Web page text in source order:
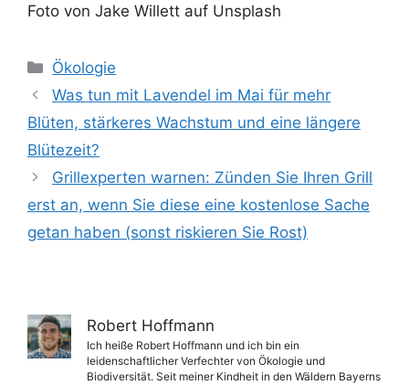
Foto von Jake Willett auf Unsplash
Kategorien
Ökologie
Was tun mit Lavendel im Mai für mehr
Blüten, stärkeres Wachstum und eine längere
Blütezeit?
Grillexperten warnen: Zünden Sie Ihren Grill
erst an, wenn Sie diese eine kostenlose Sache
getan haben (sonst riskieren Sie Rost)
Robert Hoffmann
Ich heiße Robert Hoffmann und ich bin ein
leidenschaftlicher Verfechter von Ökologie und
Biodiversität. Seit meiner Kindheit in den Wäldern Bayerns